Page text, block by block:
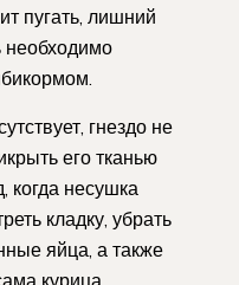
пугать, лишний
необходимо
гнездо не
его тканью
когда несушка
кладку, убрать
яйца, а также